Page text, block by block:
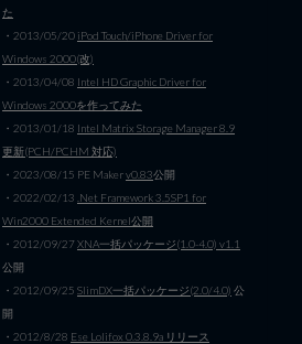
た
・2013/05/20 iPod Touch/iPhone Driver for
Windows 2000(改)
・2013/04/08 Intel HD Graphic Driver for
Windows 2000を作ってみた
・2013/01/18 Intel Matrix Storage Manager 8.9
更新(PCH/PCHM 対応)
・2023/08/15 PE Makerv0.83公開
・2022/02/13 .Net Framework 3.5SP1 for
Win2000 Extended Kernel公開
・2012/09/27XNA一括パッケージ(1.0-4.0) v1.1
公開
・2012/09/25 SlimDX一括パッケージ(2.0/4.0) 公
開
・2012/8/28 Ese Lolifox 0.3.8.9a リリース